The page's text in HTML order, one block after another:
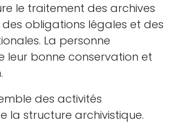
le traitement des archives
obligations légales et des
La personne
leur bonne conservation et
des activités
la structure archivistique.